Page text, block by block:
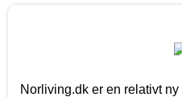
Norliving.dk er en relativt